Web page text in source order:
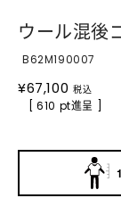
ウール混後
B62M190007
¥67,100 税込
[ 610 pt進呈 ]